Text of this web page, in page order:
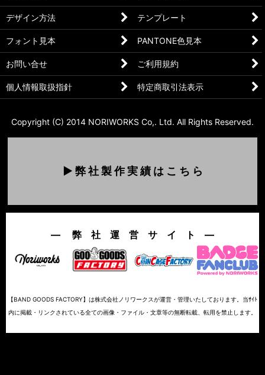
デザイン方法 テンプレート
フォント見本 PANTONE色見本
お問い合せ ご利用規約
個人情報取扱指針 特定商取引法表示
Copyright (C) 2014 NORIWORKS Co,. Ltd. All Rights Reserved.
▶ 弊 社 製 作 実 績 は こ ち ら
― 弊 社 運 営 サ イ ト ―
【BAND GOODS FACTORY】は株式会社ノリワークスが運営・管理いたしております。当ｻｲﾄ
内に掲載・リンクされている全ての画像・ファイル・文章等の無断転載、転用を禁止します。